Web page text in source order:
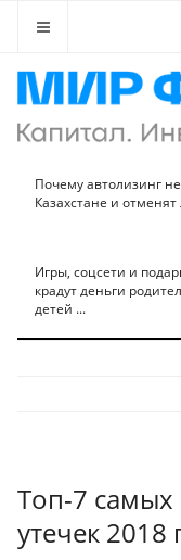
Почему автолизинг
Казахстане и
Игры, соцсети и
крадут деньги
детей ...
Топ-7 самых
утечек 2018